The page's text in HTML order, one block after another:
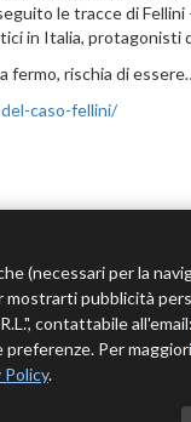
le tracce di
in Italia, protagonisti
fermo, rischia di
caso-fellini/
(necessari per la
pubblicità
contattabile all'email:
Per
Policy.